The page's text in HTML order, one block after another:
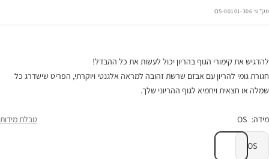
בהנחה
מק"ט: 00101-306-OS
להדגיש את קימורי הגוף בהריון יכול לעשות את כל ההבדל!
חגורת גומי להריון עם אבזם שרשת זהובה למראה אלגנטי ויוקרתי, הפריט שישדרג כל
שמלה או חצאית ויחמיא לגוף ההריוני שלך.
מידה: OS טבלת מידות
OS